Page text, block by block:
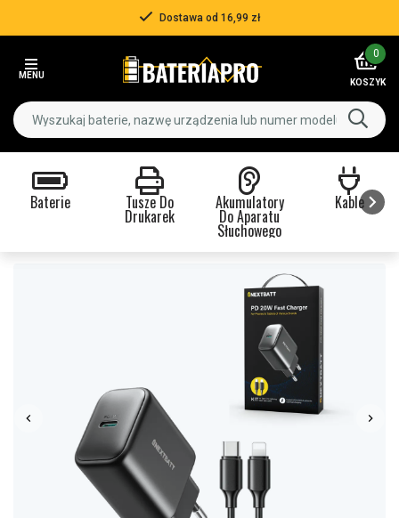
Dostawa od 16,99 zł
MENU
0
KOSZYK
Baterie Tusze Do
Drukarek
Akumulatory
Do Aparatu
Słuchowego
Kable